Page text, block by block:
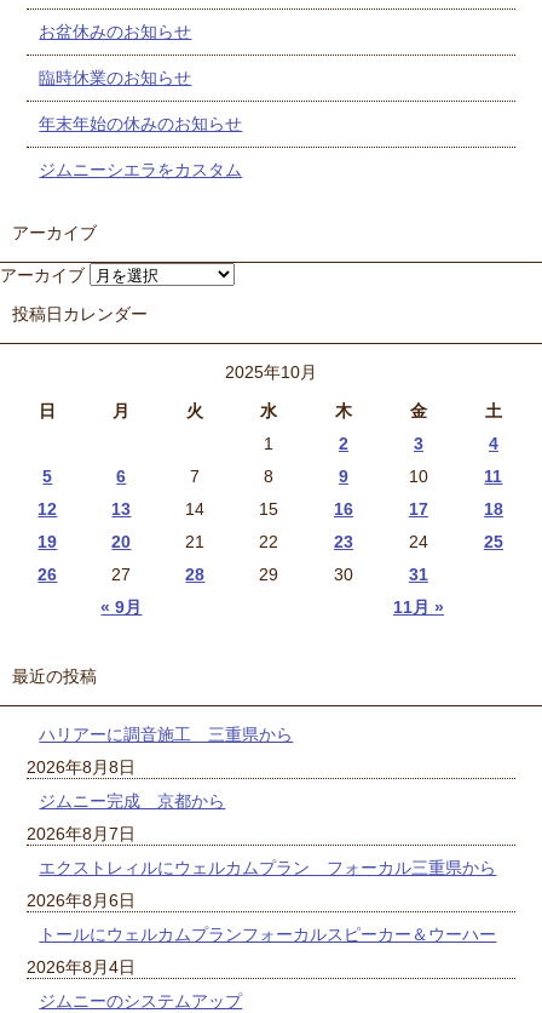
お盆休みのお知らせ
臨時休業のお知らせ
年末年始の休みのお知らせ
ジムニーシエラをカスタム
アーカイブ
アーカイブ
投稿日カレンダー
2025年10月
日
月 火 水 木 金 土
« 9月 11月 »
1 2 3
4
5
6 7 8 9 10
11
12
13 14 15 16 17
18
19
20 21 22 23 24
25
26
27 28 29 30 31
最近の投稿
ハリアーに調音施工 三重県から
2026年8月8日
ジムニー完成 京都から
2026年8月7日
エクストレィルにウェルカムプラン フォーカル三重県から
2026年8月6日
トールにウェルカムプランフォーカルスピーカー＆ウーハー
2026年8月4日
ジムニーのシステムアップ